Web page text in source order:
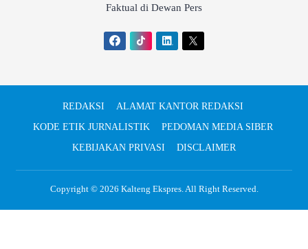
Faktual di Dewan Pers
REDAKSI
ALAMAT KANTOR REDAKSI
KODE ETIK JURNALISTIK
PEDOMAN MEDIA SIBER
KEBIJAKAN PRIVASI
DISCLAIMER
Copyright © 2026 Kalteng Ekspres. All Right Reserved.